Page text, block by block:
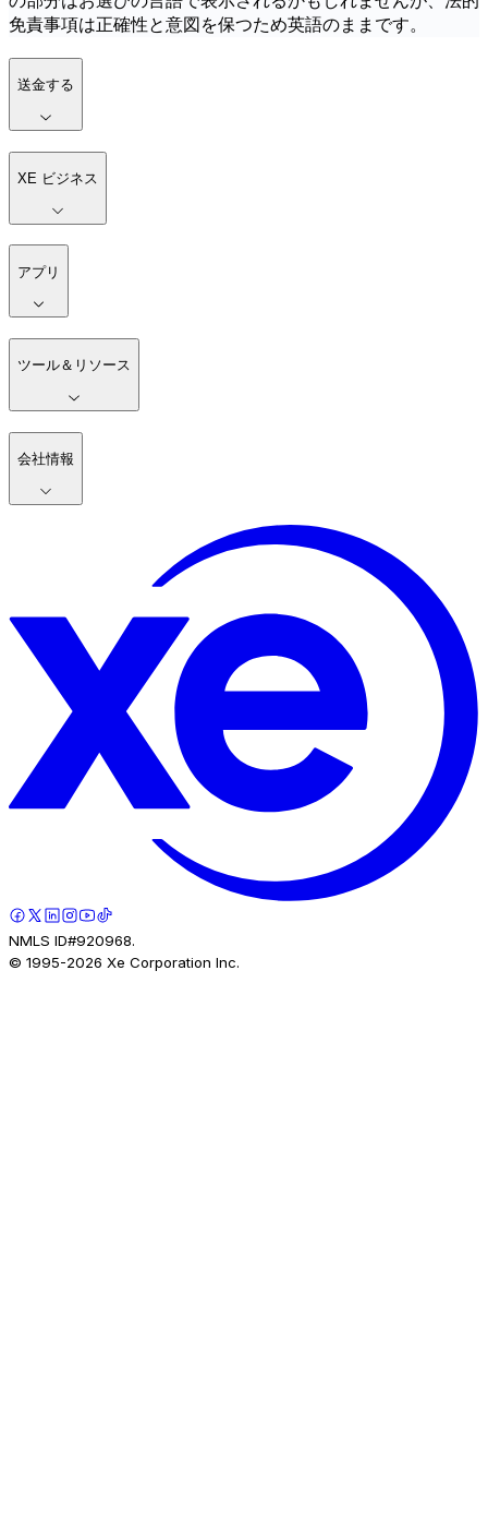
免責事項は正確性と意図を保つため英語のままです。
送金する
XE ビジネス
アプリ
ツール＆リソース
会社情報
NMLS ID#920968.
© 1995-2026 Xe Corporation Inc.